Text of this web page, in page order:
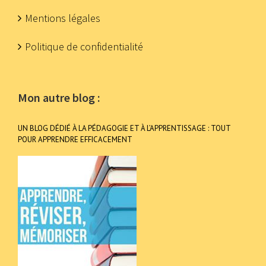
Mentions légales
Politique de confidentialité
Mon autre blog :
UN BLOG DÉDIÉ À LA PÉDAGOGIE ET À L’APPRENTISSAGE : TOUT
POUR APPRENDRE EFFICACEMENT